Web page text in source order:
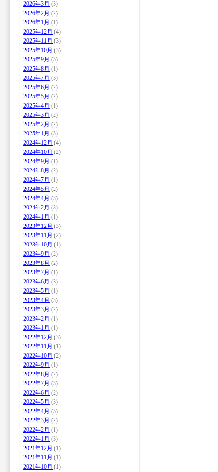
2026年3月 (3)
2026年2月 (2)
2026年1月 (1)
2025年12月 (4)
2025年11月 (3)
2025年10月 (3)
2025年9月 (3)
2025年8月 (1)
2025年7月 (3)
2025年6月 (2)
2025年5月 (2)
2025年4月 (1)
2025年3月 (2)
2025年2月 (2)
2025年1月 (3)
2024年12月 (4)
2024年10月 (2)
2024年9月 (1)
2024年8月 (2)
2024年7月 (1)
2024年5月 (2)
2024年4月 (3)
2024年2月 (3)
2024年1月 (1)
2023年12月 (3)
2023年11月 (2)
2023年10月 (1)
2023年9月 (2)
2023年8月 (2)
2023年7月 (1)
2023年6月 (3)
2023年5月 (1)
2023年4月 (3)
2023年3月 (2)
2023年2月 (1)
2023年1月 (1)
2022年12月 (3)
2022年11月 (1)
2022年10月 (2)
2022年9月 (1)
2022年8月 (2)
2022年7月 (3)
2022年6月 (2)
2022年5月 (3)
2022年4月 (3)
2022年3月 (2)
2022年2月 (1)
2022年1月 (3)
2021年12月 (1)
2021年11月 (1)
2021年10月 (1)